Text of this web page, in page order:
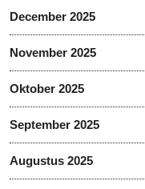
December 2025
November 2025
Oktober 2025
September 2025
Augustus 2025